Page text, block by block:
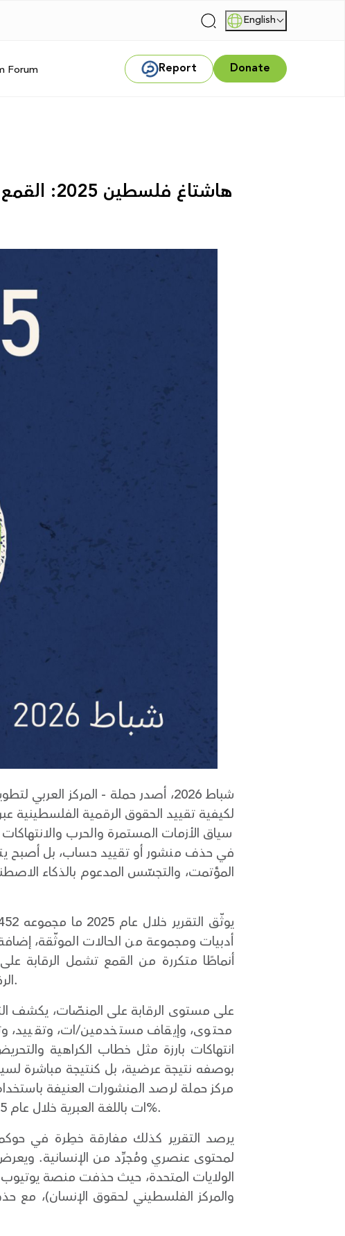
| English
Forum Report Donate
هاشتاغ فلسطين 2025: القمع الرقمي كمنظومة تُدار بالقانون والضغط السياسي والخوارزميات
لكيفية تقييد الحقوق الرقمية
سياق الأزمات المستمرة والحرب
في حذف منشور أو تقييد حساب، بل أصبح
المؤتمت، والتجسّس المدعوم بالذكاء
أدبيات ومجموعة من الحالات الموثّقة،
أنماطًا متكررة من القمع تشمل الرقابة
الرقمي ومنع الوصول إلى منصّات الاقتصاد الرقمي، بما يفاقم الهشاشة ويعمّق عدم المساواة.
انتهاكات بارزة مثل خطاب الكراهية
بوصفه نتيجة عرضية، بل كنتيجة مباشرة
مركز حملة لرصد المنشورات العنيفة
ات باللغة العبرية خلال عام 2025 وصلت ما مجموعه 125,947 منشورًا، تمركزت غالبيتها على منصة إكس بنسبة تقارب 90%.
يرصد التقرير كذلك مفارقة خطِرة في
لمحتوى عنصري ومُجرِّد من الإنسانية. ويعرض
الولايات المتحدة، حيث حذفت منصة